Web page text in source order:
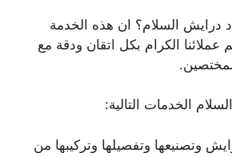
درايش السلام؟ ان هذه الخدمة
عملائنا الكرام بكل اتقان ودقة مع
الخدمات التالية:
وتصنيعها وتفصيلها وتركيبها من